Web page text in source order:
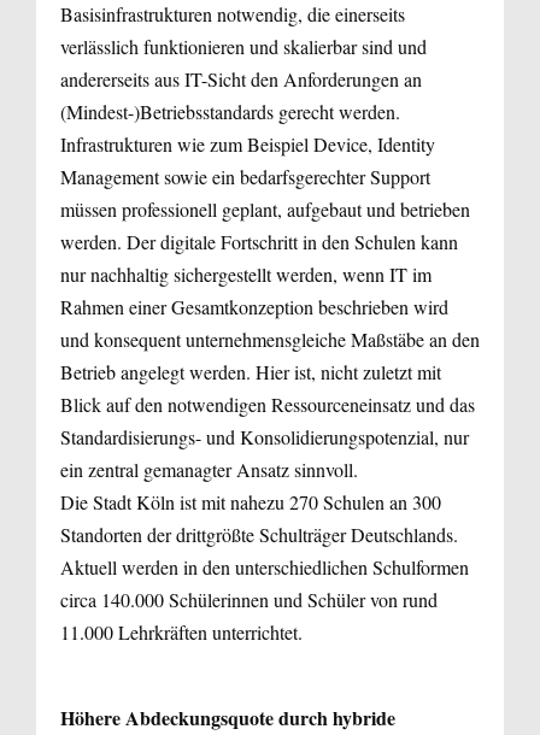
Basisinfrastrukturen notwendig, die einerseits
verlässlich funktionieren und skalierbar sind und
andererseits aus IT-Sicht den Anforderungen an
(Mindest-)Betriebsstandards gerecht werden.
Infrastrukturen wie zum Beispiel Device, Identity
Management sowie ein bedarfsgerechter Support
müssen professionell geplant, aufgebaut und betrieben
werden. Der digitale Fortschritt in den Schulen kann
nur nachhaltig sichergestellt werden, wenn IT im
Rahmen einer Gesamtkonzeption beschrieben wird
und konsequent unternehmensgleiche Maßstäbe an den
Betrieb angelegt werden. Hier ist, nicht zuletzt mit
Blick auf den notwendigen Ressourceneinsatz und das
Standardisierungs- und Konsolidierungspotenzial, nur
ein zentral gemanagter Ansatz sinnvoll.
Die Stadt Köln ist mit nahezu 270 Schulen an 300
Standorten der drittgrößte Schulträger Deutschlands.
Aktuell werden in den unterschiedlichen Schulformen
circa 140.000 Schülerinnen und Schüler von rund
11.000 Lehrkräften unterrichtet.
Höhere Abdeckungsquote durch hybride